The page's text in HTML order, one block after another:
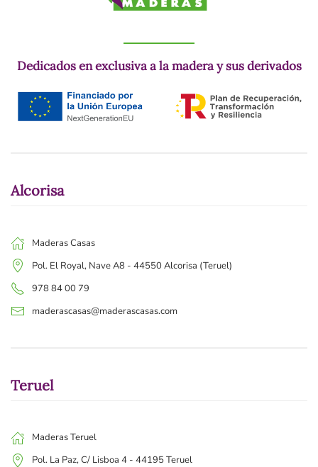
Dedicados en exclusiva a la madera y sus derivados
Alcorisa
Maderas Casas
Pol. El Royal, Nave A8 - 44550 Alcorisa (Teruel)
978 84 00 79
maderascasas@maderascasas.com
Teruel
Maderas Teruel
Pol. La Paz, C/ Lisboa 4 - 44195 Teruel